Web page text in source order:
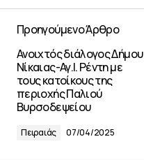
Προηγούμενο Άρθρο
Ανοιχτός διάλογος Δήμου
Νίκαιας-Αγ.Ι. Ρέντη με
τους κατοίκους της
περιοχής Παλιού
Βυρσοδεψείου
Πειραιάς 07/04/2025